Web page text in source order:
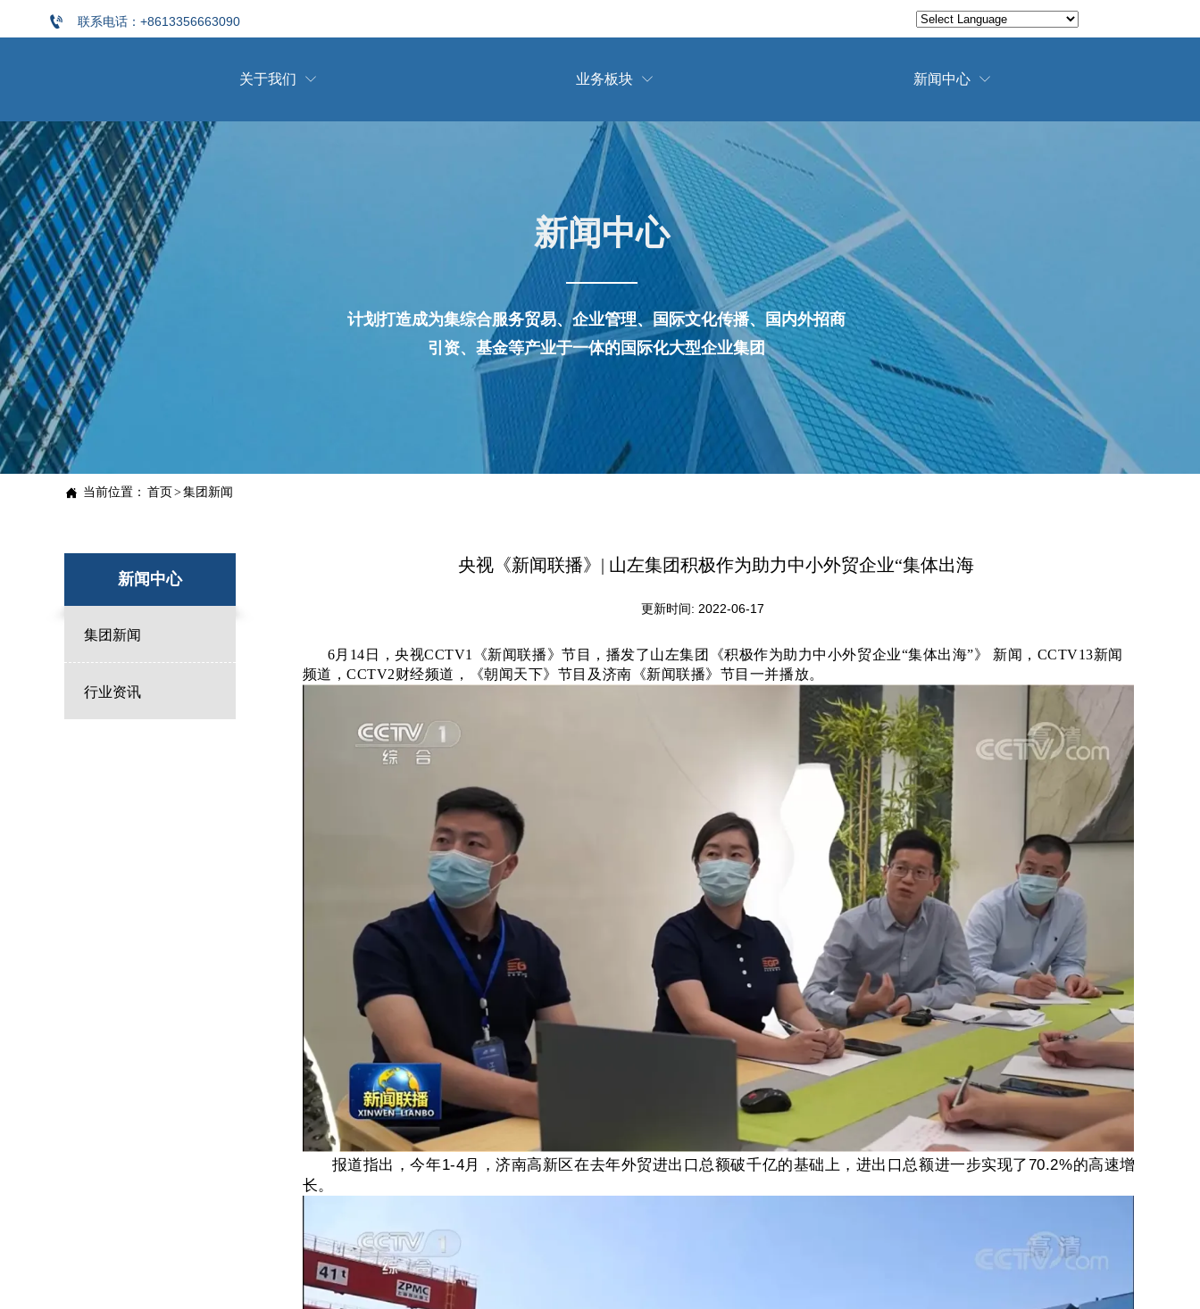
 联系电话：+8613356663090
关于我们  业务板块  新闻中心 
新闻中心
计划打造成为集综合服务贸易、企业管理、国际文化传播、国内外招商
引资、基金等产业于一体的国际化大型企业集团
央视《新闻联播》| 山左集团积极作为助力中小外贸企业“集体出海
 当前位置： 首页 >集团新闻
更新时间: 2022-06-17
6月14日，央视CCTV1 《新闻联播》节目，播发了山左集团《积极作为助力中小外贸企业“集体出海”》 新闻，CCTV13新闻
频道 ，CCTV2财经频道， 《朝闻天下》 节目及 济南《新闻联播》节目一并播放。
报道指出，今年1-4月，济南高新区在去年外贸进出口总额破千亿的基础上，进出口总额进一步实现了70.2%的高速增
长。
新闻中心
集团新闻
行业资讯